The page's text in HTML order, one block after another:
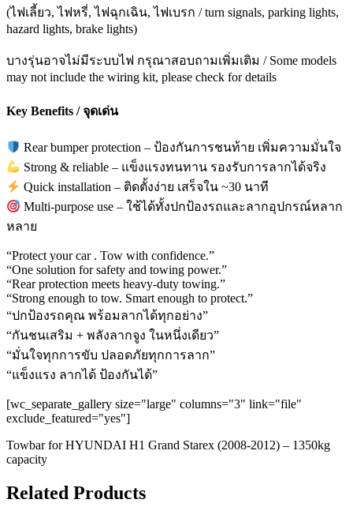
(ไฟเลี้ยว, ไฟหรี่, ไฟฉุกเฉิน, ไฟเบรก / turn signals, parking lights,
hazard lights, brake lights)
บางรุ่นอาจไม่มีระบบไฟ กรุณาสอบถามเพิ่มเติม / Some models
may not include the wiring kit, please check for details
Key Benefits / จุดเด่น
Rear bumper protection – ป้องกันการชนท้าย เพิ่มความมั่นใจ
Strong & reliable – แข็งแรงทนทาน รองรับการลากได้จริง
Quick installation – ติดตั้งง่าย เสร็จใน ~30 นาที
Multi-purpose use – ใช้ได้ทั้งปกป้องรถและลากอุปกรณ์หลาก
หลาย
“Protect your car . Tow with confidence.”
“One solution for safety and towing power.”
“Rear protection meets heavy-duty towing.”
“Strong enough to tow. Smart enough to protect.”
“ปกป้องรถคุณ พร้อมลากได้ทุกอย่าง”
“กันชนเสริม + พลังลากจูง ในหนึ่งเดียว”
“มั่นใจทุกการขับ ปลอดภัยทุกการลาก”
“แข็งแรง ลากได้ ป้องกันได้”
[wc_separate_gallery size="large" columns="3" link="file"
exclude_featured="yes"]
Towbar for HYUNDAI H1 Grand Starex (2008-2012) – 1350kg
capacity
Related Products